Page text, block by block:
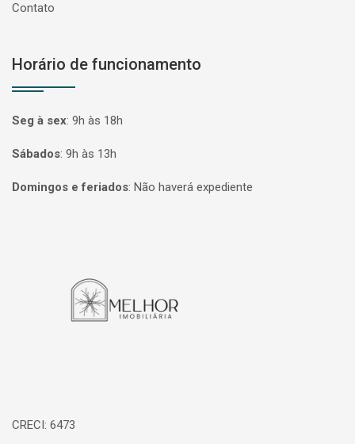
Contato
Horário de funcionamento
Seg à sex: 9h às 18h
Sábados: 9h às 13h
Domingos e feriados: Não haverá expediente
CRECI: 6473